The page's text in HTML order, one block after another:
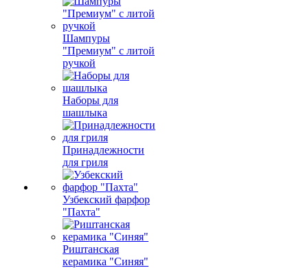
Шампуры
"Премиум" с литой
ручкой
Наборы для
шашлыка
Принадлежности
для гриля
Узбекский фарфор
"Пахта"
Риштанская
керамика "Синяя"